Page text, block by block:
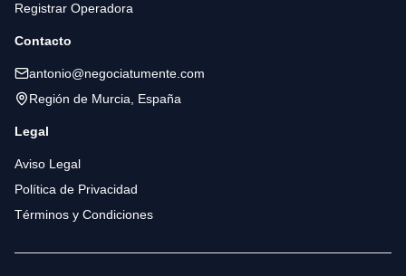
Registrar Operadora
Contacto
antonio@negociatumente.com
Región de Murcia, España
Legal
Aviso Legal
Política de Privacidad
Términos y Condiciones